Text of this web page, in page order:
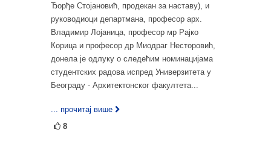
Ђорђе Стојановић, продекан за наставу), и
руководиоци департмана, професор арх.
Владимир Лојаница, професор мр Рајко
Корица и професор др Миодраг Несторовић,
донела је одлуку о следећим номинацијама
студентских радова испред Универзитета у
Београду - Архитектонског факултета...
... прочитај више
8